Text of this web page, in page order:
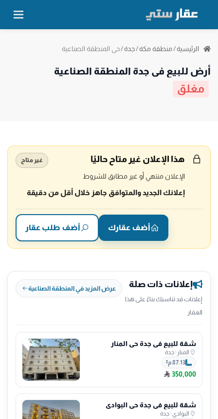
الرئيسية/منطقة مكة/جدة/حي المنطقة الصناعية
أرض للبيع في جدة المنطقة الصناعية
مغلق
هذا الإعلان غير متاح حاليًا غير متاح
الإعلان منتهي أو غير مطابق للشروط
إعلانك الجديد والمتوافق جاهز خلال أقل من دقيقة
أضف عقارك أضف طلب عقار
إعلانات ذات صلة
إعلانات قد تناسبك بناءً على هذا
العقار
عرض المزيد في المنطقة الصناعية
شقة للبيع في جدة حي المنار
المنار | جدة
87.13 م²
350,000
شقة للبيع في جدة حي البوادي
البوادي| جدة